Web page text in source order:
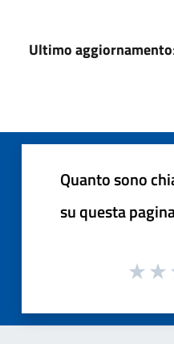
Ultimo aggiornamento
Quanto sono
su questa